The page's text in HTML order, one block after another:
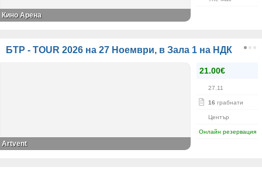
Кино Арена
БТР - TOUR 2026 на 27 Ноември, в Зала 1 на НДК
21.00€
27.11
16 грабнати
Център
Онлайн резервация
Artvent